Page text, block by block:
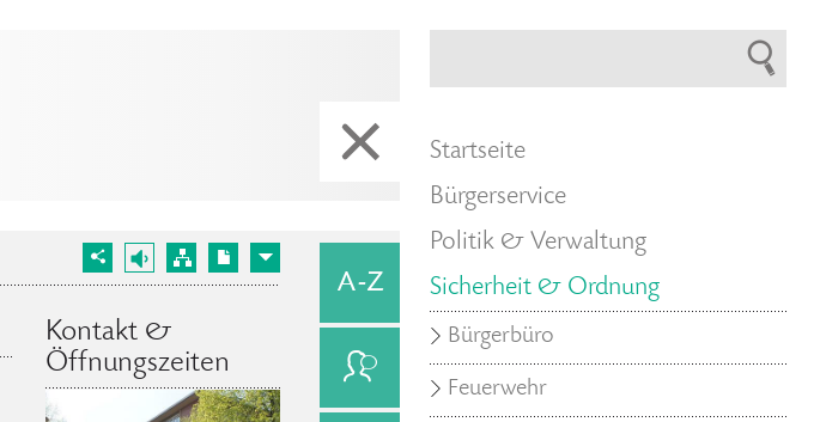
Kontakt &
Öffnungszeiten
Startseite
Bürgerservice
Politik & Verwaltung
Sicherheit & Ordnung
Bürgerbüro
Feuerwehr